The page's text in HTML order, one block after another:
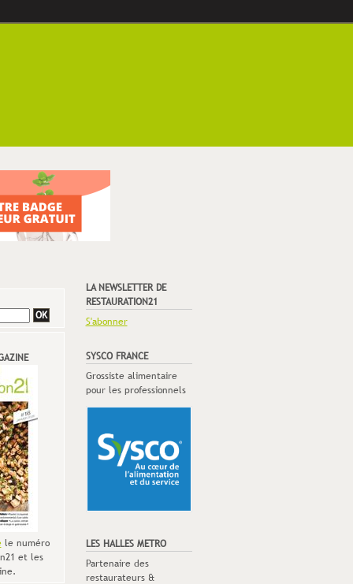
le numéro
et les
LA NEWSLETTER DE
RESTAURATION21
S'abonner
SYSCO FRANCE
Grossiste alimentaire
pour les professionnels
LES HALLES METRO
Partenaire des
restaurateurs &